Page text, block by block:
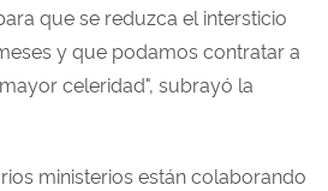
que se reduzca el intersticio
y que podamos contratar a
celeridad", subrayó la
ministerios están colaborando